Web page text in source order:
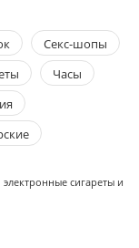
Секс-шопы
Часы
сигареты и